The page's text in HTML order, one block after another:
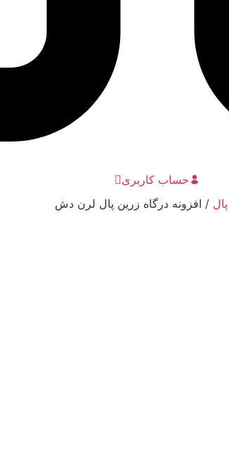
حساب کاربری
/ افزونه درگاه زرین پال لرن دش